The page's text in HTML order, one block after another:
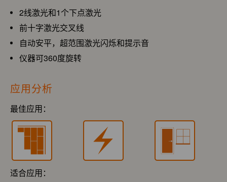
2线激光和1个下点激光
前十字激光交叉线
自动安平，超范围激光闪烁和提示音
仪器可360度旋转
应用分析
最佳应用：
适合应用：